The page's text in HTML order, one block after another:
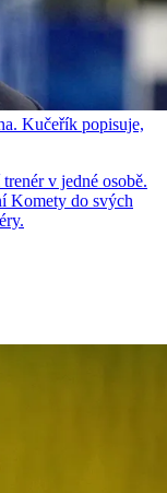
Kučeřík popisuje,
v jedné osobě.
Komety do svých